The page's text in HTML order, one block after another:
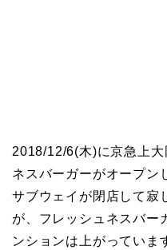
2018/12/6(木)に京急上大
ネスバーガーがオープン
サブウェイが閉店して寂
が、フレッシュネスバー
ンションは上がっていま